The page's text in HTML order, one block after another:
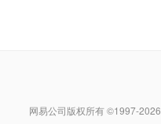
网易公司版权所有 ©1997-2026